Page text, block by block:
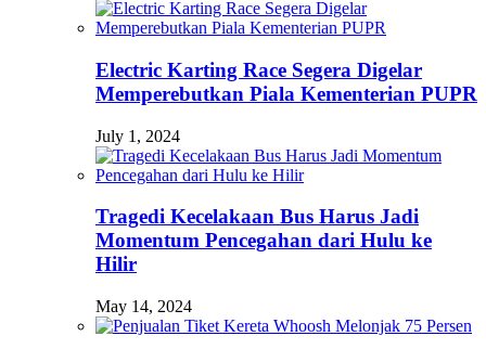
Electric Karting Race Segera Digelar
Memperebutkan Piala Kementerian PUPR
July 1, 2024
Tragedi Kecelakaan Bus Harus Jadi
Momentum Pencegahan dari Hulu ke
Hilir
May 14, 2024